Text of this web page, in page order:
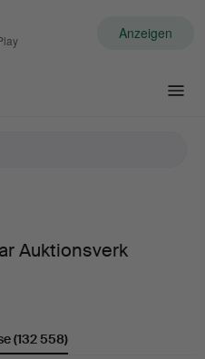
Anzeigen
Auktionsverk
(132 558)